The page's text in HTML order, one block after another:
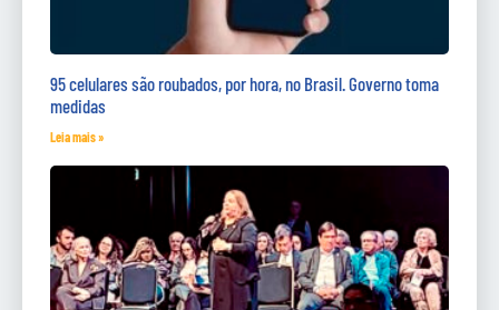
95 celulares são roubados, por hora, no Brasil. Governo toma
medidas
Leia mais »